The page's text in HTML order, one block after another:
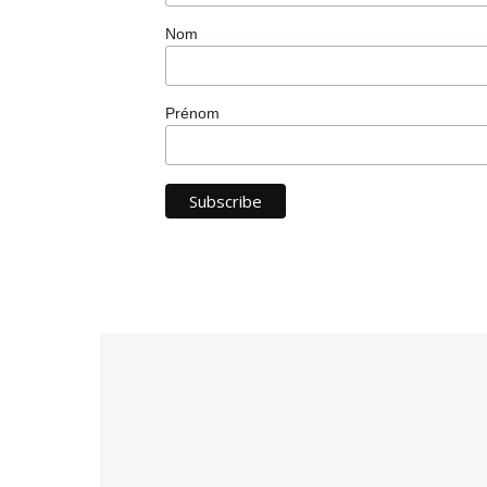
Nom
Prénom